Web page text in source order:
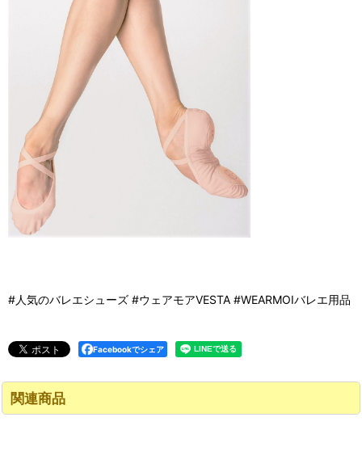
#人気のバレエシューズ #ウェアモアVESTA #WEARMOIバレエ用品
Facebookでシェア
関連商品